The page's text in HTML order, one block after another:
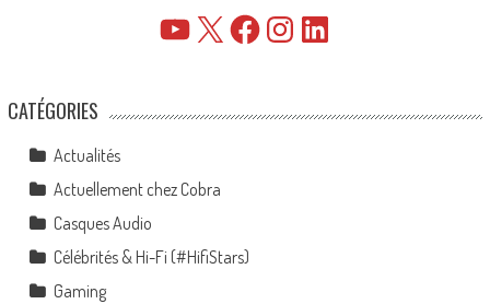
YouTube FacebookInstagramLinkedIn
CATÉGORIES
Actualités
Actuellement chez Cobra
Casques Audio
Célébrités & Hi-Fi (#HifiStars)
Gaming